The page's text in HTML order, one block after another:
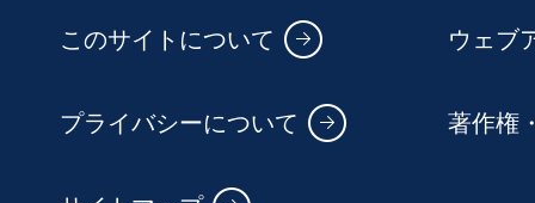
このサイトについて ウェブ
プライバシーについて 著作権